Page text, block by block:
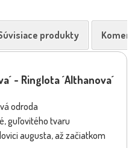
produkty
- Ringlota ´Althanova´
odroda
guľovitého tvaru
augusta, až začiatkom